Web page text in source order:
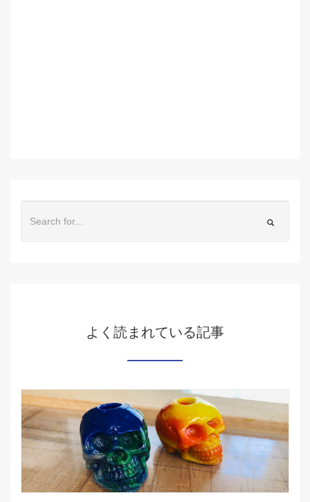
よく読まれている記事